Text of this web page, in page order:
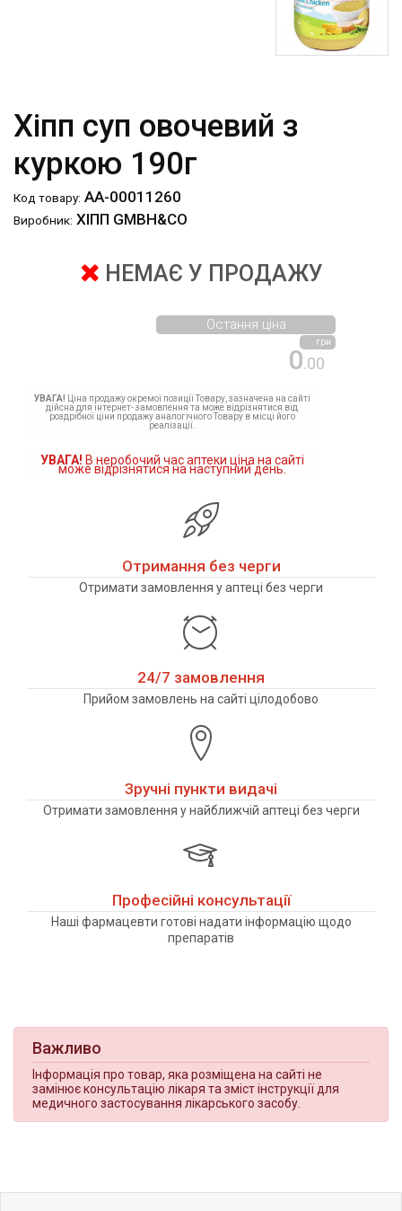
Хіпп суп овочевий з
куркою 190г
Код товару: АА-00011260
Виробник: ХІПП GMBH&CO
НЕМАЄ У ПРОДАЖУ
0.00
грн
Остання ціна
УВАГА! Ціна продажу окремої позиції Товару, зазначена на сайті
дійсна для інтернет- замовлення та може відрізнятися від
роздрібної ціни продажу аналогічного Товару в місці його
реалізації.
УВАГА! В неробочий час аптеки ціна на сайті
може відрізнятися на наступний день.
Отримання без черги
Отримати замовлення у аптеці без черги
24/7 замовлення
Прийом замовлень на сайті цілодобово
Зручні пункти видачі
Отримати замовлення у найближчій аптеці без черги
Професійні консультації
Наші фармацевти готові надати інформацію щодо
препаратів
Важливо
Інформація про товар, яка розміщена на сайті не
замінює консультацію лікаря та зміст інструкції для
медичного застосування лікарського засобу.